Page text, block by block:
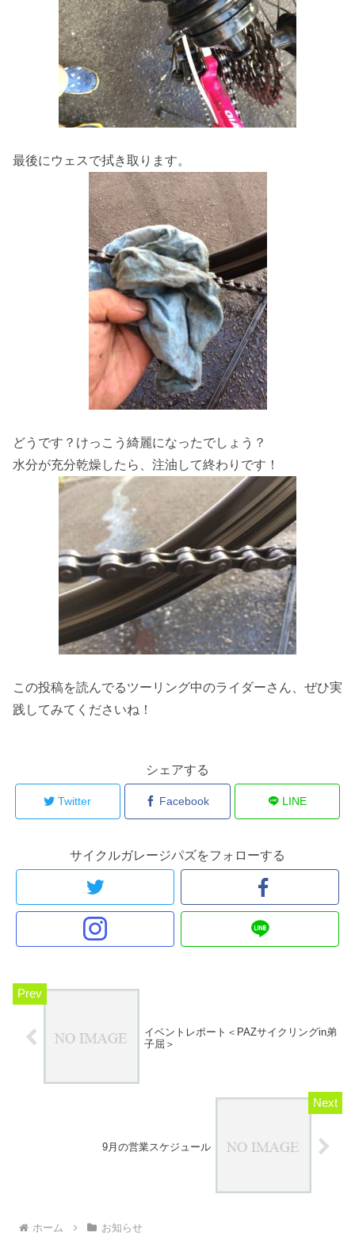
最後にウェスで拭き取ります。
どうです？けっこう綺麗になったでしょう？
水分が充分乾燥したら、注油して終わりです！
この投稿を読んでるツーリング中のライダーさん、ぜひ実
践してみてくださいね！
シェアする
Twitter Facebook LINE
サイクルガレージパズをフォローする
イベントレポート＜PAZサイクリングin弟
子屈＞
9月の営業スケジュール
ホーム お知らせ